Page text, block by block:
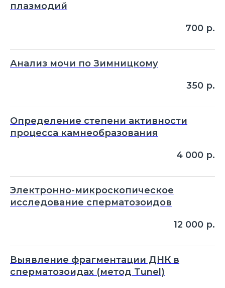
плазмодий
700 р.
Анализ мочи по Зимницкому
350 р.
Определение степени активности
процесса камнеобразования
4 000 р.
Электронно-микроскопическое
исследование сперматозоидов
12 000 р.
Выявление фрагментации ДНК в
сперматозоидах (метод Tunel)